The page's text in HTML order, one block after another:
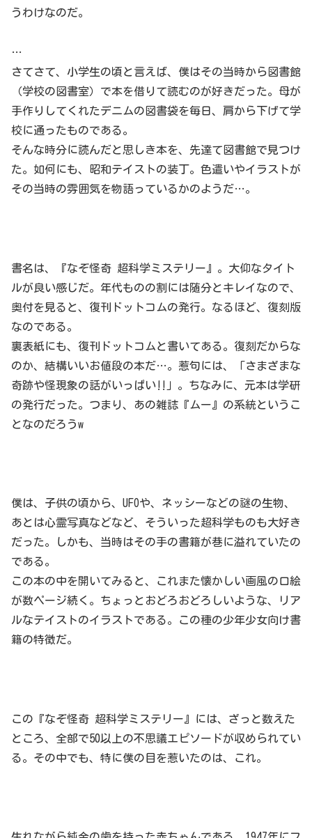
うわけなのだ。
…
さてさて、小学生の頃と言えば、僕はその当時から図書館
（学校の図書室）で本を借りて読むのが好きだった。母が
手作りしてくれたデニムの図書袋を毎日、肩から下げて学
校に通ったものである。
そんな時分に読んだと思しき本を、先達て図書館で見つけ
た。如何にも、昭和テイストの装丁。色遣いやイラストが
その当時の雰囲気を物語っているかのようだ…。
書名は、『なぞ怪奇 超科学ミステリー』。大仰なタイト
ルが良い感じだ。年代ものの割には随分とキレイなので、
奥付を見ると、復刊ドットコムの発行。なるほど、復刻版
なのである。
裏表紙にも、復刊ドットコムと書いてある。復刻だからな
のか、結構いいお値段の本だ…。惹句には、「さまざまな
奇跡や怪現象の話がいっぱい‼︎」。ちなみに、元本は学研
の発行だった。つまり、あの雑誌『ムー』の系統というこ
となのだろうw
僕は、子供の頃から、UFOや、ネッシーなどの謎の生物、
あとは心霊写真などなど、そういった超科学ものも大好き
だった。しかも、当時はその手の書籍が巷に溢れていたの
である。
この本の中を開いてみると、これまた懐かしい画風の口絵
が数ページ続く。ちょっとおどろおどろしいような、リア
ルなテイストのイラストである。この種の少年少女向け書
籍の特徴だ。
この『なぞ怪奇 超科学ミステリー』には、ざっと数えた
ところ、全部で50以上の不思議エピソードが収められてい
る。その中でも、特に僕の目を惹いたのは、これ。